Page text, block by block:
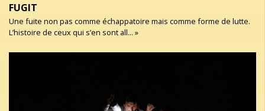
FUGIT
Une fuite non pas comme échappatoire mais comme forme de lutte.
L’histoire de ceux qui s’en sont all... »